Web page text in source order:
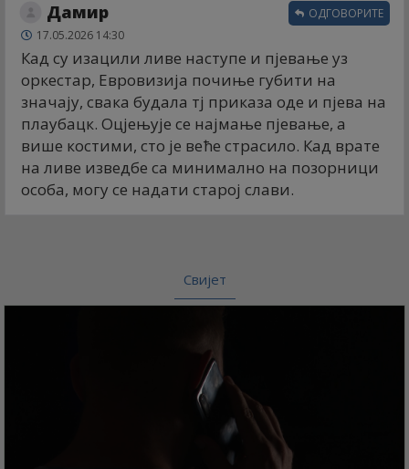
Дамир
17.05.2026 14:30
Кад су изацили ливе наступе и пјевање уз
оркестар, Евровизија почиње губити на
значају, свака будала тј приказа оде и пјева на
плаyбацк. Оцјењује се најмање пјевање, а
више костими, сто је веће страсило. Кад врате
на ливе изведбе са минимално на позорници
особа, могу се надати старој слави.
ОДГОВОРИТЕ
Свијет